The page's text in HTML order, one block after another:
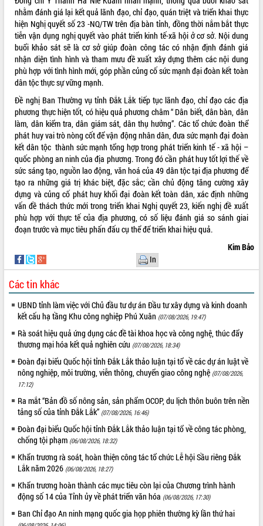
Tháo gỡ những vướng mắc, đẩy mạnh
công tác cải cách thủ tục hành chính
tại Trung tâm Phục vụ hành chính
công tỉnh
Đắk Lắk: Tôn vinh 46 giải pháp tại Hội
thi Sáng tạo Kỹ thuật 2024 - 2025
Đắk Lắk rà soát, điều chỉnh Đề án 190
về phát triển nuôi trồng thủy sản
Phó Chủ tịch UBND tỉnh Đắk Lắk
Trương Công Thái kiểm tra thực địa
Dự án cao tốc Khánh Hòa - Buôn Ma
Thuột
Định vị cà phê Việt Nam như một “di
sản sống” trong dòng chảy toàn cầu
Xây dựng nông thôn mới: Nâng cao đời
sống người dân từ những mô hình thiết
thực
Quyết liệt tháo gỡ vướng mắc, đẩy
Hòn Yến phát triển du lịch gắn với bảo
tồn biển
Lấy ý kiến điều chỉnh Quy hoạch tỉnh
Đắk Lắk thời kỳ 2021-2030, tầm nhìn
đến năm 2050
Phát động chiến dịch 30 ngày đêm
giải phóng mặt bằng Tuyến đường bộ
Đắk Lắk nỗ lực thúc đẩy tăng trưởng
kinh tế từ 10% trở lên trong Quý
Đắk Lắk ký kết thỏa thuận hợp tác về
chuyển đổi số giai đoạn 2026 – 2030
với Tập đoàn Bưu chính Viễn thông
Việt Nam
Thứ trưởng Bộ Y tế làm việc với tỉnh
Đắk Lắk về phát triển nhân lực y tế
cho trạm y tế cấp xã
Du lịch Đắk Lắk nâng tầm trải nghiệm
du khách thông qua Hệ thống cơ sở dữ
liệu và Bản đồ số
nhằm đánh giá lại kết quả lãnh đạo, chỉ đạo, quán triệt và triển khai thực
hiện Nghị quyết số 23 -NQ/TW trên địa bàn tỉnh, đồng thời nắm bắt thực
tiễn vận dụng nghị quyết vào phát triển kinh tế-xã hội ở cơ sở. Nội dung
buổi khảo sát sẽ là cơ sở giúp đoàn công tác có nhận định đánh giá
nhận diện tình hình và tham mưu đề xuất xây dựng thêm các nội dung
phù hợp với tình hình mới, góp phần củng cố sức mạnh đại đoàn kết toàn
dân tộc thực sự vững mạnh.
Đề nghị Ban Thường vụ tỉnh Đắk Lắk tiếp tục lãnh đạo, chỉ đạo các địa
phương thực hiện tốt, có hiệu quả phương châm “ Dân biết, dân bàn, dân
làm, dân kiểm tra, dân giám sát, dân thụ hưởng”. Các tổ chức đoàn thể
phát huy vai trò nòng cốt để vận động nhân dân, đưa sức mạnh đại đoàn
kết dân tộc thành sức mạnh tổng hợp trong phát triển kinh tế - xã hội –
quốc phòng an ninh của địa phương. Trong đó cần phát huy tốt lợi thế về
sức sáng tạo, nguồn lao động, văn hoá của 49 dân tộc tại địa phương để
tạo ra những giá trị khác biệt, đặc sắc; cần chủ động tăng cường xây
dựng và củng cố phát huy khối đại đoàn kết toàn dân, xác định những
vấn đề thách thức mới trong triển khai Nghị quyết 23, kiến nghị đề xuất
phù hợp với thực tế của địa phương, có số liệu đánh giá so sánh giai
đoạn trước và mục tiêu phấn đấu cụ thể để triển khai hiệu quả.
Kim Bảo
In
Các tin khác
UBND tỉnh làm việc với Chủ đầu tư dự án Đầu tư xây dựng và kinh doanh
kết cấu hạ tầng Khu công nghiệp Phú Xuân (07/08/2026, 19:47)
Rà soát hiệu quả ứng dụng các đề tài khoa học và công nghệ, thúc đẩy
thương mại hóa kết quả nghiên cứu (07/08/2026, 18:34)
Đoàn đại biểu Quốc hội tỉnh Đắk Lắk thảo luận tại tổ về các dự án luật về
nông nghiệp, môi trường, viễn thông, chuyển giao công nghệ (07/08/2026,
17:12)
Ra mắt “Bản đồ số nông sản, sản phẩm OCOP, du lịch thôn buôn trên nền
tảng số của tỉnh Đắk Lắk” (07/08/2026, 16:46)
Đoàn đại biểu Quốc hội tỉnh Đắk Lắk thảo luận tại tổ về công tác phòng,
chống tội phạm (06/08/2026, 18:32)
Khẩn trương rà soát, hoàn thiện công tác tổ chức Lễ hội Sầu riêng Đắk
Lắk năm 2026 (06/08/2026, 18:27)
Khẩn trương hoàn thành các mục tiêu còn lại của Chương trình hành
động số 14 của Tỉnh ủy về phát triển văn hóa (06/08/2026, 17:30)
Ban Chỉ đạo An ninh mạng quốc gia họp phiên thường kỳ lần thứ hai